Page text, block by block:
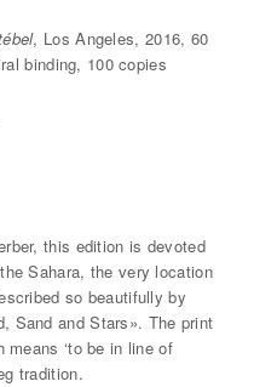
, Los Angeles, 2016, 60
binding, 100 copies
this edition is devoted
Sahara, the very location
so beautifully by
Sand and Stars». The print
means ‘to be in line of
tradition.